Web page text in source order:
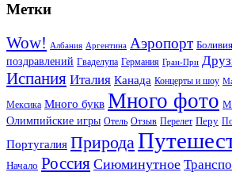
Link
Метки
Wow! Албания Аргентина Аэропорт Боливия
поздравлений Гваделупа Германия Гран-При
Испания Италия Канада Концерты и шоу
Мексика Много букв Много фото
Олимпийские игры Отель Отзыв Перелет Перу
Португалия Природа
Начало Россия Сиюминутное